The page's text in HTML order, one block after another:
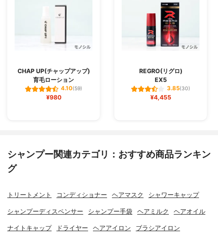
CHAP UP(チャップアップ)
育毛ローション
4.10(59)
¥980
REGRO(リグロ)
EX5
3.85(30)
¥4,455
シャンプー関連カテゴリ：おすすめ商品ランキン
グ
トリートメント コンディショナー ヘアマスク シャワーキャップ
シャンプーディスペンサー シャンプー手袋 ヘアミルク ヘアオイル
ナイトキャップ ドライヤー ヘアアイロン ブラシアイロン